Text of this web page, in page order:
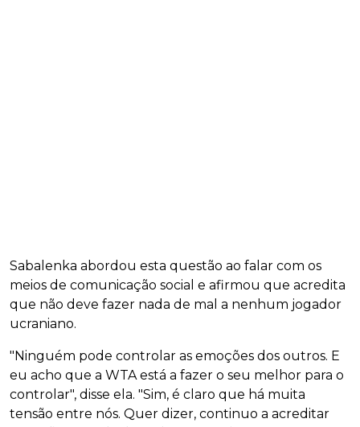
Sabalenka abordou esta questão ao falar com os
meios de comunicação social e afirmou que acredita
que não deve fazer nada de mal a nenhum jogador
ucraniano.
"Ninguém pode controlar as emoções dos outros. E
eu acho que a WTA está a fazer o seu melhor para o
controlar", disse ela. "Sim, é claro que há muita
tensão entre nós. Quer dizer, continuo a acreditar